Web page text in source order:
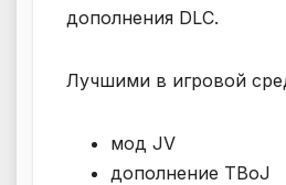
дополнения DLC.
Лучшими в игровой
мод JV
дополнение TBoJ